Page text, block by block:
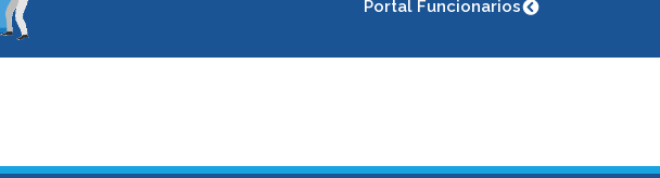
Portal Funcionarios